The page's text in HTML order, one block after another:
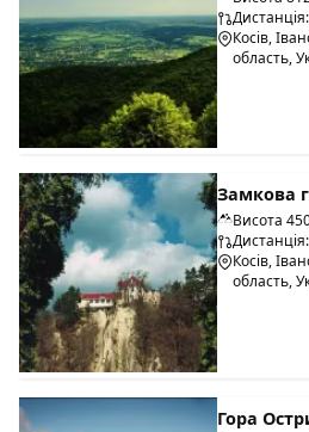
Косів,
область,
Замкова
Висота
Косів,
область,
Гора